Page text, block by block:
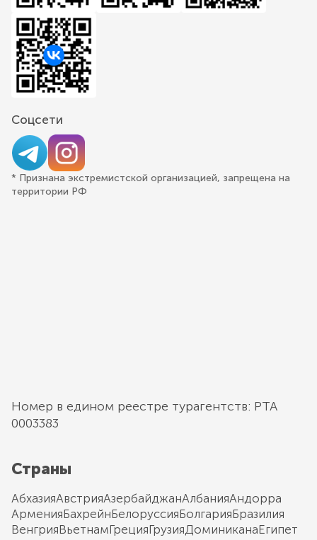
Соцсети
* Признана экстремистской организацией, запрещена на
территории РФ
Номер в едином реестре турагентств: РТА
0003383
Страны
АбхазияАвстрияАзербайджанАлбанияАндорра
АрменияБахрейнБелоруссияБолгарияБразилия
ВенгрияВьетнамГрецияГрузияДоминиканаЕгипет